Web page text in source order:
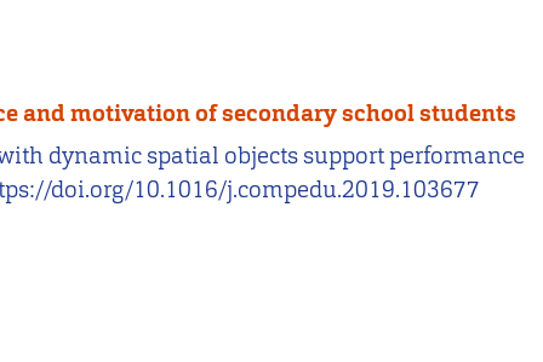
and motivation of secondary school students
with dynamic spatial objects support performance
doi.org/10.1016/j.compedu.2019.103677